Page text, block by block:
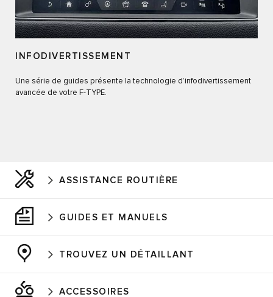
INFODIVERTISSEMENT
Une série de guides présente la technologie d’infodivertissement
avancée de votre F-TYPE.
ASSISTANCE ROUTIÈRE
GUIDES ET MANUELS
TROUVEZ UN DÉTAILLANT
ACCESSOIRES